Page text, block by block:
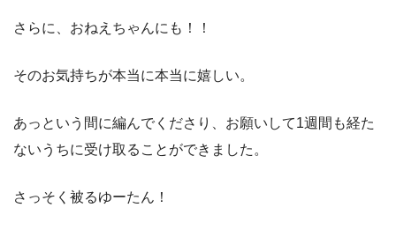
さらに、おねえちゃんにも！！
そのお気持ちが本当に本当に嬉しい。
あっという間に編んでくださり、お願いして1週間も経た
ないうちに受け取ることができました。
さっそく被るゆーたん！